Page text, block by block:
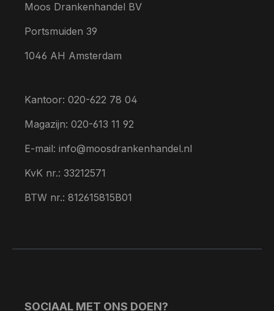
Moos Drankenhandel BV
Portsmuiden 39
1046 AH Amsterdam
Kantoor: 020-622 78 04
Magazijn: 020-613 11 92
E-mail: info@moosdrankenhandel.nl
KvK nr.: 33212571
BTW nr.: 812615815B01
SOCIAAL MET ONS DOEN?